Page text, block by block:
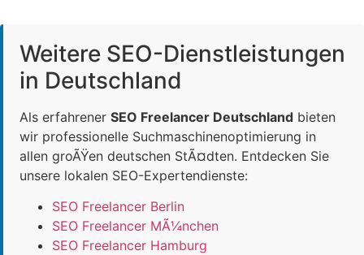
Weitere SEO-Dienstleistungen
in Deutschland
Als erfahrener SEO Freelancer Deutschland bieten
wir professionelle Suchmaschinenoptimierung in
allen groÃŸen deutschen StÃ¤dten. Entdecken Sie
unsere lokalen SEO-Expertendienste:
SEO Freelancer Berlin
SEO Freelancer MÃ¼nchen
SEO Freelancer Hamburg